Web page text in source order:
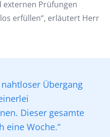
Prüfungen
erfüllen“, erläutert Herr
Übergang
Dieser gesamte
eine Woche.“